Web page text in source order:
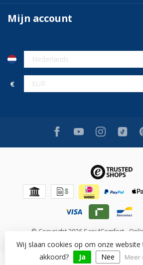
Mijn account
€
© Copyright 2026 Sani4Comfort -
Beoordeling op [review_system] voor
Wij slaan cookies op om onze
akkoord?
Ja Nee Meer